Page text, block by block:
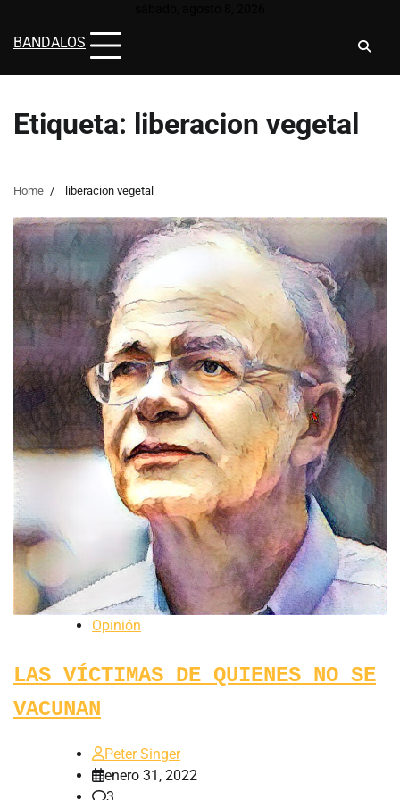
content
BANDALOS
Etiqueta: liberacion vegetal
Home liberacion vegetal
Opinión
LAS VÍCTIMAS DE QUIENES NO SE
VACUNAN
Peter Singer
enero 31, 2022
3